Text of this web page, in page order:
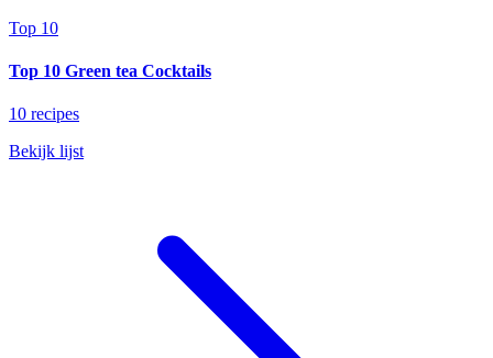
Top 10
Top 10 Green tea Cocktails
10 recipes
Bekijk lijst